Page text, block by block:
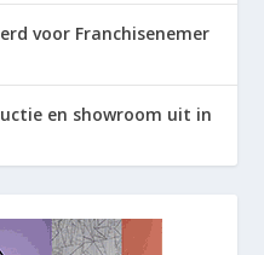
voor Franchisenemer
en showroom uit in